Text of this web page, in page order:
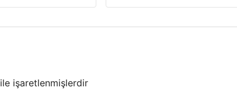
ile işaretlenmişlerdir